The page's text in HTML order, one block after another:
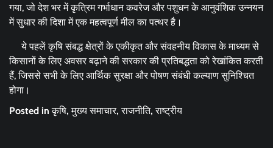
गया, जो देश भर में कृत्रिम गर्भाधान कवरेज और पशुधन के आनुवंशिक उन्नयन
में सुधार की दिशा में एक महत्वपूर्ण मील का पत्थर है।
ये पहलें कृषि संबद्ध क्षेत्रों के एकीकृत और संवहनीय विकास के माध्यम से
किसानों के लिए अवसर बढ़ाने की सरकार की प्रतिबद्धता को रेखांकित करती
हैं, जिससे सभी के लिए आर्थिक सुरक्षा और पोषण संबंधी कल्याण सुनिश्चित
होगा।
Posted inकृषि,मुख्य समाचार,राजनीति,राष्ट्रीय